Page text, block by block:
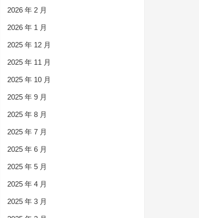
2026 年 2 月
2026 年 1 月
2025 年 12 月
2025 年 11 月
2025 年 10 月
2025 年 9 月
2025 年 8 月
2025 年 7 月
2025 年 6 月
2025 年 5 月
2025 年 4 月
2025 年 3 月